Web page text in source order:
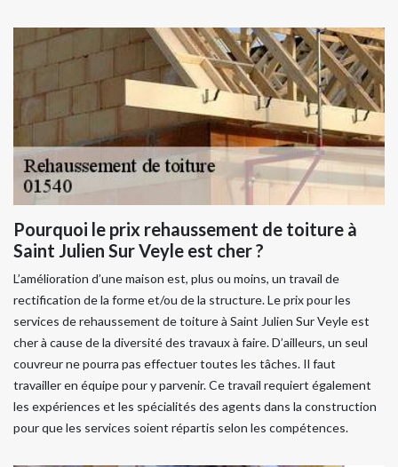
Pourquoi le prix rehaussement de toiture à
Saint Julien Sur Veyle est cher ?
L’amélioration d’une maison est, plus ou moins, un travail de
rectification de la forme et/ou de la structure. Le prix pour les
services de rehaussement de toiture à Saint Julien Sur Veyle est
cher à cause de la diversité des travaux à faire. D’ailleurs, un seul
couvreur ne pourra pas effectuer toutes les tâches. Il faut
travailler en équipe pour y parvenir. Ce travail requiert également
les expériences et les spécialités des agents dans la construction
pour que les services soient répartis selon les compétences.